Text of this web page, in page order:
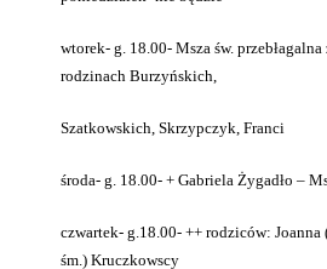
wtorek- g. 18.00- Msza św.
rodzinach Burzyńskich,
Szatkowskich, Skrzypczyk, Franci
środa- g. 18.00- + Gabriela Żygadło –
czwartek- g.18.00- ++ rodziców: Joanna
śm.) Kruczkowscy